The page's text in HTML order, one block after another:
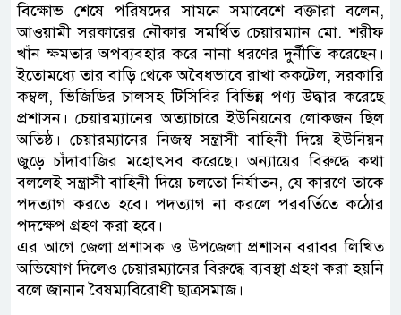
বিক্ষোভ শেষে পরিষদের সামনে সমাবেশে বক্তারা বলেন,
আওয়ামী সরকারের নৌকার সমর্থিত চেয়ারম্যান মো. শরীফ
খাঁন ক্ষমতার অপব্যবহার করে নানা ধরণের দুর্নীতি করেছেন।
ইতোমধ্যে তার বাড়ি থেকে অবৈধভাবে রাখা ককটেল, সরকারি
কম্বল, ভিজিডির চালসহ টিসিবির বিভিন্ন পণ্য উদ্ধার করেছে
প্রশাসন। চেয়ারম্যানের অত্যাচারে ইউনিয়নের লোকজন ছিল
অতিষ্ঠ। চেয়ারম্যানের নিজস্ব সন্ত্রাসী বাহিনী দিয়ে ইউনিয়ন
জুড়ে চাঁদাবাজির মহোৎসব করেছে। অন্যায়ের বিরুদ্ধে কথা
বললেই সন্ত্রাসী বাহিনী দিয়ে চলতো নির্যাতন, যে কারণে তাকে
পদত্যাগ করতে হবে। পদত্যাগ না করলে পরবর্তিতে কঠোর
পদক্ষেপ গ্রহণ করা হবে।
এর আগে জেলা প্রশাসক ও উপজেলা প্রশাসন বরাবর লিখিত
অভিযোগ দিলেও চেয়ারম্যানের বিরুদ্ধে ব্যবস্থা গ্রহণ করা হয়নি
বলে জানান বৈষম্যবিরোধী ছাত্রসমাজ।